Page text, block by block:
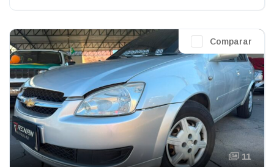
Comparar
11